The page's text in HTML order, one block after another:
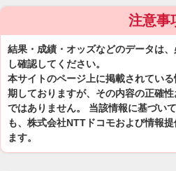
注意事
結果・成績・オッズなどのデータは
し確認してください。
本サイトのページ上に掲載されてい
期しておりますが、その内容の正確
ではありません。 当該情報に基づい
も、株式会社NTTドコモおよび情報
ます。